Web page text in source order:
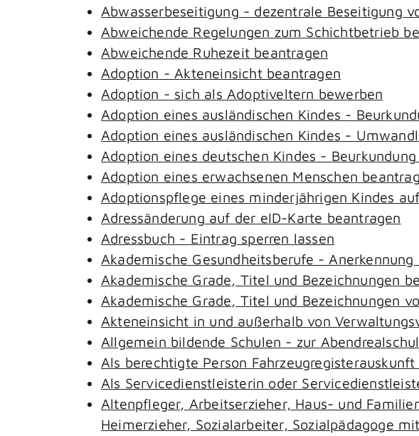
Abwasserbeseitigung - dezentrale Beseitigung
Abweichende Regelungen zum Schichtbetrieb
Abweichende Ruhezeit beantragen
Adoption - Akteneinsicht beantragen
Adoption - sich als Adoptiveltern bewerben
Adoption eines ausländischen Kindes -
Adoption eines ausländischen Kindes -
Adoption eines deutschen Kindes -
Adoption eines erwachsenen Menschen
Adoptionspflege eines minderjährigen Kindes
Adressänderung auf der eID-Karte beantragen
Adressbuch - Eintrag sperren lassen
Akademische Gesundheitsberufe -
Akademische Grade, Titel und Bezeichnungen
Akademische Grade, Titel und Bezeichnungen
Akteneinsicht in und außerhalb von
Allgemein bildende Schulen - zur
Als berechtigte Person
Als Servicedienstleisterin oder
Altenpfleger, Arbeitserzieher, Haus- und
Heimerzieher, Sozialarbeiter, Sozialpädagoge